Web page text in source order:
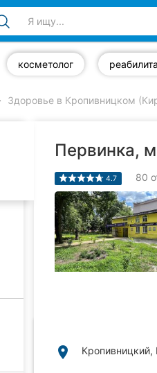
косметолог
Здоровье в Кропивницком
Первинка,
4.7 80
place Кропивницкий,